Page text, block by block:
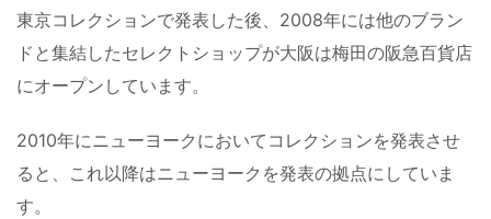
東京コレクションで発表した後、2008年には他のブラン
ドと集結したセレクトショップが大阪は梅田の阪急百貨店
にオープンしています。
2010年にニューヨークにおいてコレクションを発表させ
ると、これ以降はニューヨークを発表の拠点にしていま
す。